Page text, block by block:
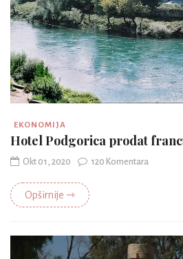
EKONOMIJA
Hotel Podgorica prodat
Okt 01, 2020 120 Komentara
Opširnije ⇾